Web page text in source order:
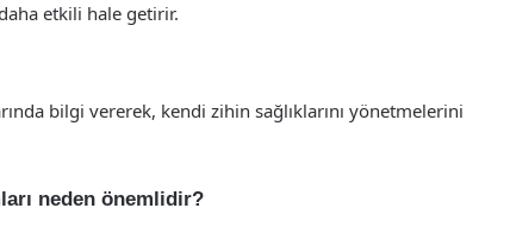
etkili hale getirir.
bilgi vererek, kendi zihin sağlıklarını yönetmelerini
neden önemlidir?